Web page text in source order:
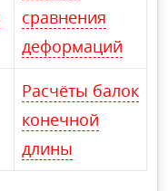
сравнения
деформаций
Расчёты балок
конечной
длины